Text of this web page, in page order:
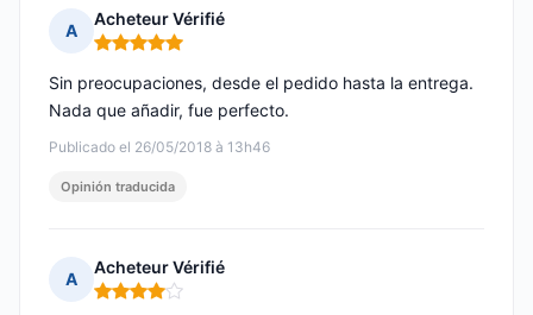
A
Acheteur Vérifié
Nota: 5 de 5
Publicado el 26/05/2018 à 13h46
Sin preocupaciones, desde el pedido hasta la entrega.
Nada que añadir, fue perfecto.
Opinión traducida
A
Acheteur Vérifié
Nota: 4 de 5